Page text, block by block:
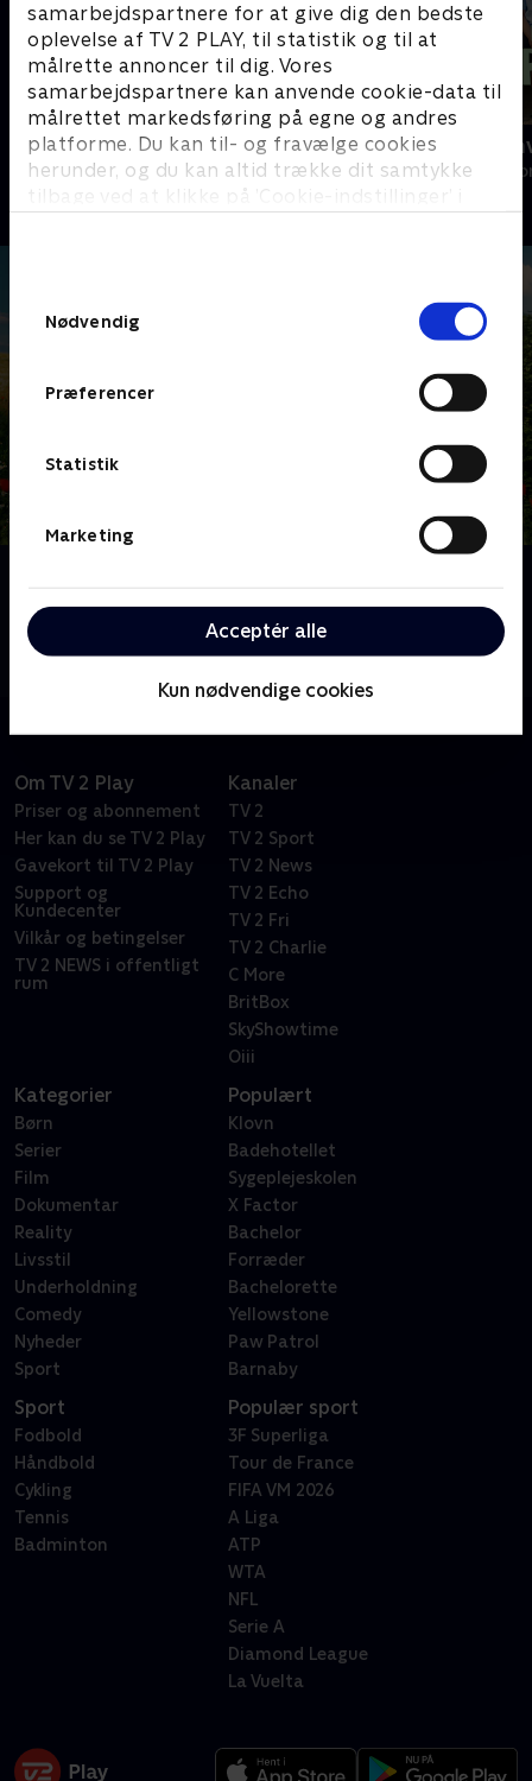
samarbejdspartnere for at give dig den bedste
oplevelse af TV 2 PLAY, til statistik og til at
målrette annoncer til dig. Vores
samarbejdspartnere kan anvende cookie-data til
målrettet markedsføring på egne og andres
platforme. Du kan til- og fravælge cookies
herunder, og du kan altid trække dit samtykke
tilbage ved at klikke på ’Cookie-indstillinger’ i
Nødvendig
Præferencer
Statistik
Marketing
Acceptér alle
Kun nødvendige cookies
Forræder
Reality • 4 sæsoner
Kærlighed
Reality • 8
Lykken er - at finde en at dele landmandslivet med.
Vil det lykkes? Følg de danske landmænd og –
kvinders jagt på kærligheden.
Om TV 2 Play
Priser og abonnement
Her kan du se TV 2 Play
Gavekort til TV 2 Play
Support og
Kundecenter
Vilkår og betingelser
TV 2 NEWS i offentligt
rum
Kanaler
TV 2
TV 2 Sport
TV 2 News
TV 2 Echo
TV 2 Fri
TV 2 Charlie
C More
BritBox
SkyShowtime
Oiii
Kategorier
Børn
Serier
Film
Dokumentar
Reality
Livsstil
Underholdning
Comedy
Nyheder
Sport
Populært
Klovn
Badehotellet
Sygeplejeskolen
X Factor
Bachelor
Forræder
Bachelorette
Yellowstone
Paw Patrol
Barnaby
Sport
Fodbold
Håndbold
Cykling
Tennis
Badminton
Populær sport
3F Superliga
Tour de France
FIFA VM 2026
A Liga
ATP
WTA
NFL
Serie A
Diamond League
La Vuelta